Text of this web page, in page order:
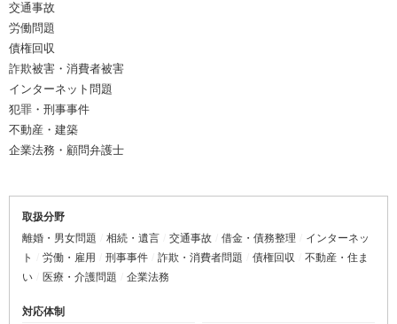
交通事故
労働問題
債権回収
詐欺被害・消費者被害
インターネット問題
犯罪・刑事事件
不動産・建築
企業法務・顧問弁護士
取扱分野
離婚・男女問題
相続・遺言 交通事故 借金・債務整理
インターネッ
ト
労働・雇用 刑事事件 詐欺・消費者問題 債権回収
不動産・住ま
い
医療・介護問題 企業法務
対応体制